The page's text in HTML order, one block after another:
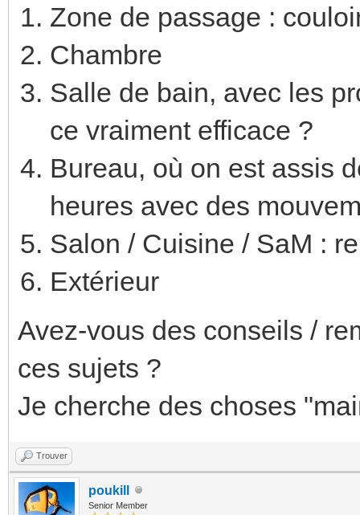
Zone de passage :
Chambre
Salle de bain, avec les
ce vraiment efficace ?
Bureau, où on est assis
heures avec des
Salon / Cuisine / SaM :
Extérieur
Avez-vous des conseils /
ces sujets ?
Je cherche des choses
Trouver
poukill
Senior Member